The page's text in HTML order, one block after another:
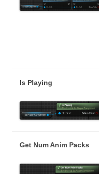
Is Playing
Get Num Anim Packs